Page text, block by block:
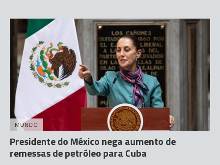
MUNDO
Presidente do México nega aumento de
remessas de petróleo para Cuba